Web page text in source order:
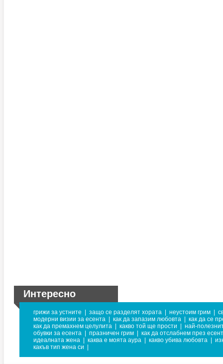
Интересно
грижи за устните защо се разделят хората неустоим грим
модерни визии за есента
как да запазим любовта
как да се
как да премахнем целулита
какво той ще прости
най-
обувки за есента
празничен грим
как да отслабнем през
идеалната жена
каква е моята аура какво убива любовта
какъв тип жена си